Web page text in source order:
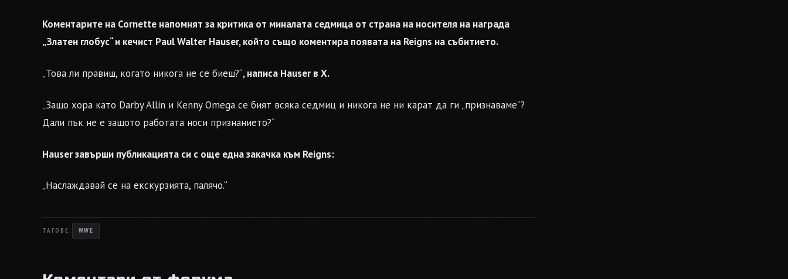
Коментарите на Cornette напомнят за критика от миналата седмица от страна на носителя на награда
„Златен глобус“ и кечист Paul Walter Hauser, който също коментира появата на Reigns на събитието.
„Това ли правиш, когато никога не се биеш?“, написа Hauser в X.
„Защо хора като Darby Allin и Kenny Omega се бият всяка седмиц и никога не ни карат да ги „признаваме“?
Дали пък не е защото работата носи признанието?“
Hauser завърши публикацията си с още една закачка към Reigns:
„Наслаждавай се на екскурзията, палячо.“
ТАГОВЕ: WWE